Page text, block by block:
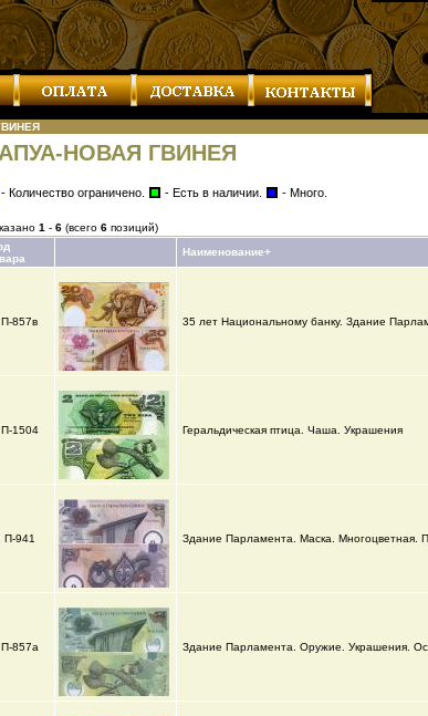
НОВАЯ ГВИНЕЯ
- Количество ограничено. - Есть в наличии. - Много.
1 - 6 (всего 6 позиций)
Наименование+
П-857в 35 лет Национальному банку. Здание
П-1504 Геральдическая птица. Чаша. Украшения
П-941 Здание Парламента. Маска. Многоцветная.
П-857а Здание Парламента. Оружие. Украшения.